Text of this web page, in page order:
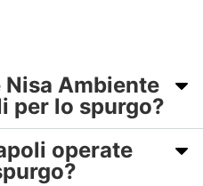
Ambiente
per lo spurgo?
operate